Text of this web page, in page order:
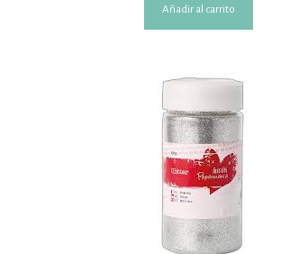
Añadir al carrito